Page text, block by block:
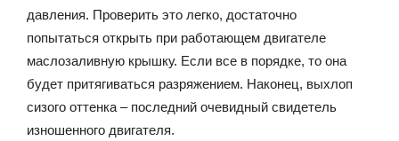
давления. Проверить это легко, достаточно
попытаться открыть при работающем двигателе
маслозаливную крышку. Если все в порядке, то она
будет притягиваться разряжением. Наконец, выхлоп
сизого оттенка – последний очевидный свидетель
изношенного двигателя.